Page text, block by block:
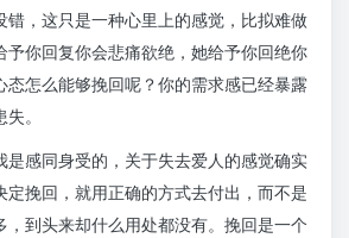
错，这只是一种心里上的感觉，比拟难做
予你回复你会悲痛欲绝，她给予你回绝你
态怎么能够挽回呢？你的需求感已经暴露
。
是感同身受的，关于失去爱人的感觉确实
定挽回，就用正确的方式去付出，而不是
，到头来却什么用处都没有。挽回是一个